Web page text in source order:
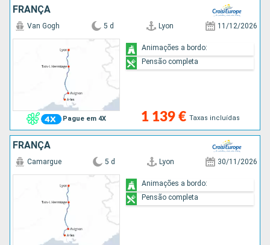
FRANÇA
Pague em 4X
Van Gogh 5 d Lyon 11/12/2026
1 139 € Taxas incluídas
Animações a bordo:
Pensão completa
FRANÇA
Camargue 5 d Lyon 30/11/2026
Animações a bordo:
Pensão completa